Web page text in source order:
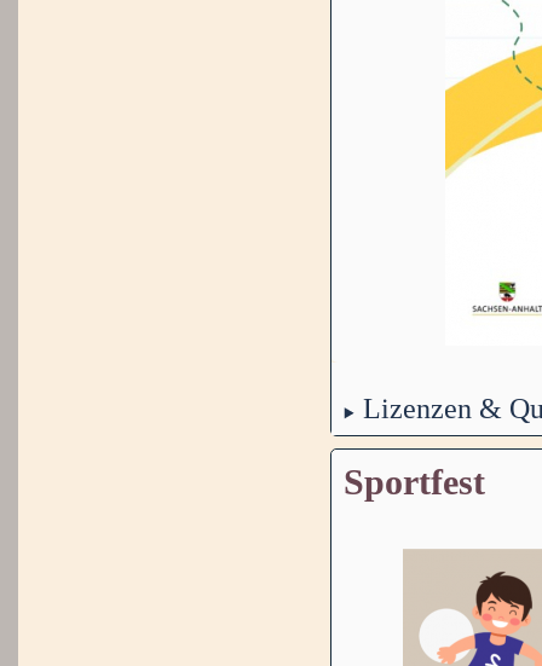
Lizenzen &
Sportfest